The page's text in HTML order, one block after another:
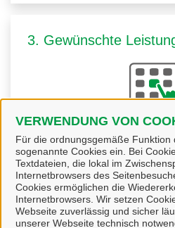
VERWENDUNG VON
Für die ordnungsgemäße Funktion
sogenannte Cookies ein. Bei
Textdateien, die lokal im
Internetbrowsers des
Cookies ermöglichen die
Internetbrowsers. Wir setzen
Webseite zuverlässig und sicher
unserer Webseite technisch
3. Gewünschte
Siewählen die passende
Leistungen können Sie
zur Bearbeitung